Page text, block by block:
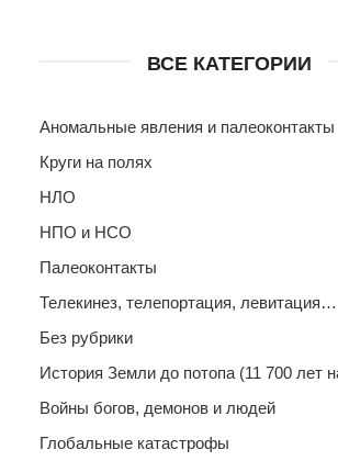
ВСЕ КАТЕГОРИИ
Аномальные явления и палеоконтакты
Круги на полях
НЛО
НПО и НСО
Палеоконтакты
Телекинез, телепортация, левитация…
Без рубрики
История Земли до потопа (11 700 лет
Войны богов, демонов и людей
Глобальные катастрофы